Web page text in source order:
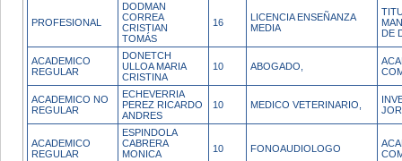
PROFESIONAL
DODMAN
CORREA
CRISTIAN
TOMÁS
16
LICENCIA ENSEÑANZA
MEDIA
DE
ACADEMICO
REGULAR
DONETCH
ULLOA MARIA
CRISTINA
10 ABOGADO,
ACADEMICO NO
REGULAR
ECHEVERRIA
PEREZ RICARDO
ANDRES
10 MEDICO VETERINARIO,
ACADEMICO
REGULAR
ESPINDOLA
CABRERA
MONICA
10 FONOAUDIOLOGO